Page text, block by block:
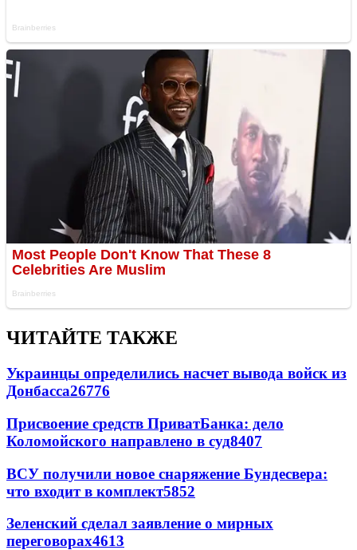
ЧИТАЙТЕ ТАКЖЕ
Украинцы определились насчет вывода войск из
Донбасса26776
Присвоение средств ПриватБанка: дело
Коломойского направлено в суд8407
ВСУ получили новое снаряжение Бундесвера:
что входит в комплект5852
Зеленский сделал заявление о мирных
переговорах4613